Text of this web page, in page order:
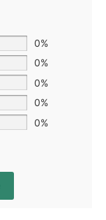
0%
0%
0%
0%
0%